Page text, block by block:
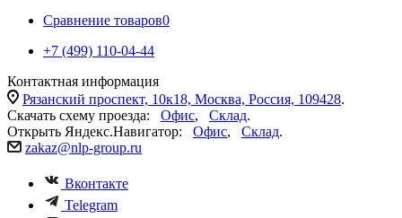
Сравнение товаров0
+7 (499) 110-04-44
Контактная информация
Рязанский проспект, 10к18, Москва, Россия, 109428.
Скачать схему проезда: Офис, Склад.
Открыть Яндекс.Навигатор: Офис, Склад.
zakaz@nlp-group.ru
Вконтакте
Telegram